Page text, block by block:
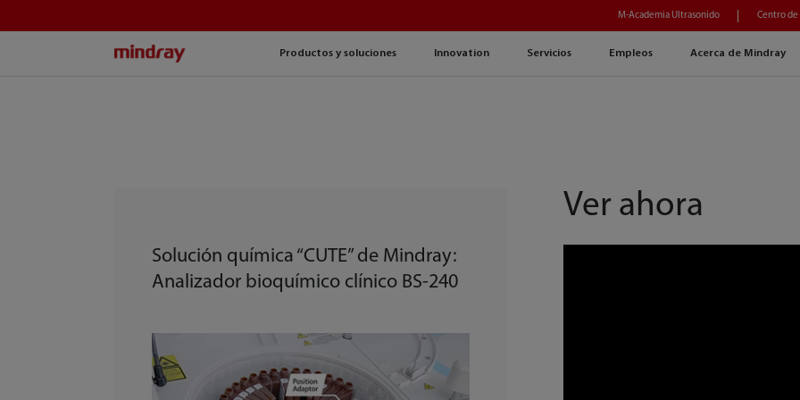
Productos y soluciones Innovation Servicios Empleos Acerca de Mindray
M-Academia Ultrasonido Centro de
Solución química “CUTE” de Mindray:
Analizador bioquímico clínico BS-240
Ver ahora